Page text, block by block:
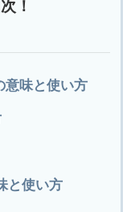
！
意味と使い方
と使い方